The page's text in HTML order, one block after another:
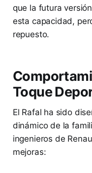
que la futura
esta capacidad,
repuesto.
Toque
El Rafal ha sido
dinámico de la
ingenieros de
mejoras: